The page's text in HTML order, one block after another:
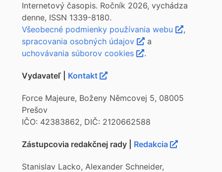
Internetový časopis. Ročník 2026, vychádza
denne, ISSN 1339-8180.
Všeobecné podmienky používania webu
,
spracovania osobných údajov
a
uchovávania súborov cookies
.
Vydavateľ | Kontakt
Force Majeure, Boženy Němcovej 5, 08005
Prešov
IČO: 42383862, DIČ: 2120662588
Zástupcovia redakčnej rady | Redakcia
Stanislav Lacko, Alexander Schneider,